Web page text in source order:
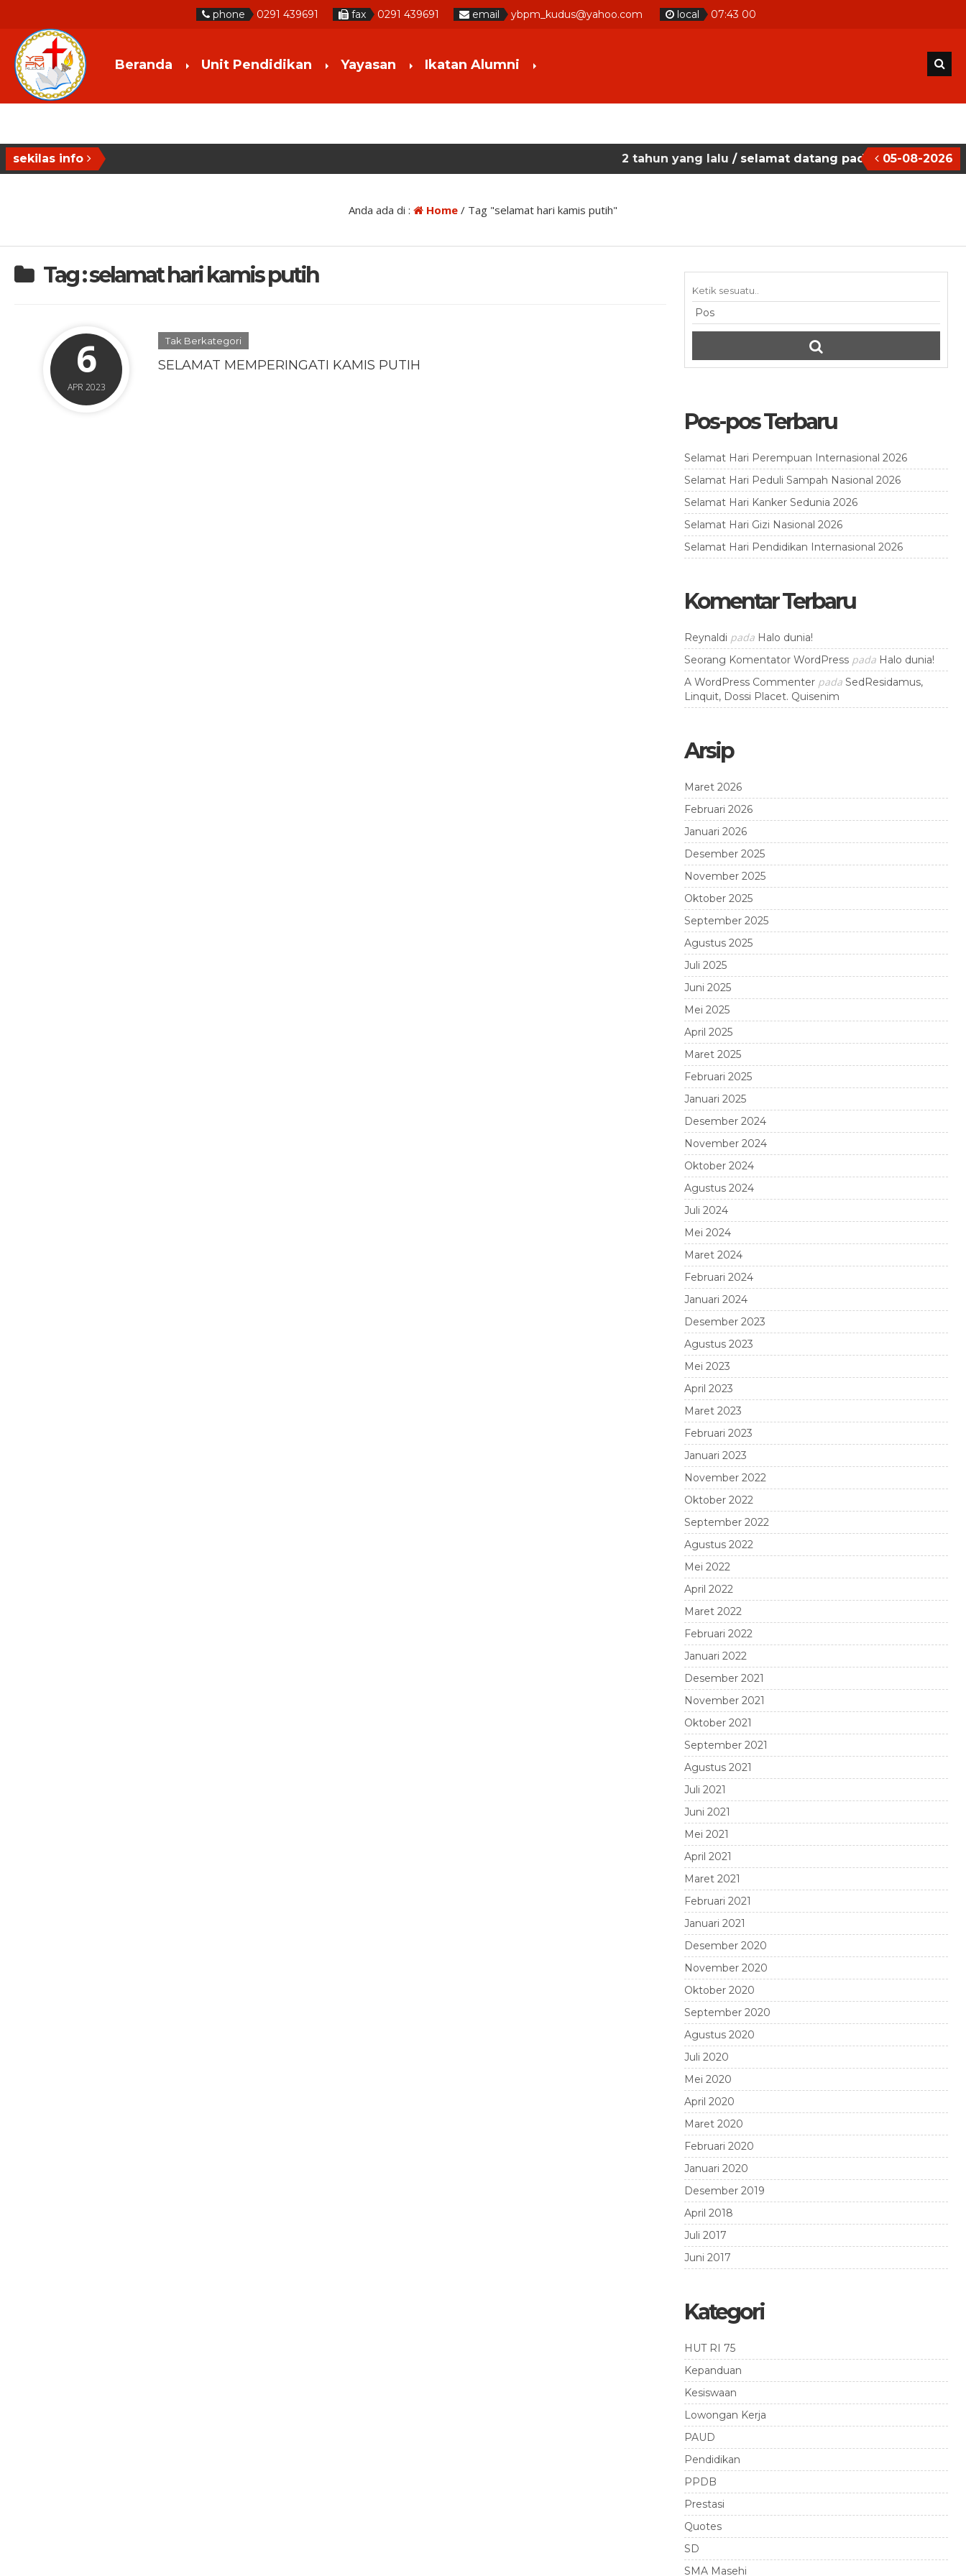
phone 0291 439691 fax 0291 439691 email ybpm_kudus@yahoo.com local 07:43 01
Beranda Unit Pendidikan Yayasan Ikatan Alumni
sekilas info 05-08-2026
2 tahun yang lalu / selamat datang pada situs website sekolah
Anda ada di : Home / Tag "selamat hari kamis putih"
Tag : selamat hari kamis putih
6
APR 2023
Tak Berkategori
SELAMAT MEMPERINGATI KAMIS PUTIH
Pos-pos Terbaru
Selamat Hari Perempuan Internasional 2026
Selamat Hari Peduli Sampah Nasional 2026
Selamat Hari Kanker Sedunia 2026
Selamat Hari Gizi Nasional 2026
Selamat Hari Pendidikan Internasional 2026
Komentar Terbaru
Reynaldi pada Halo dunia!
Seorang Komentator WordPresspada Halo dunia!
A WordPress Commenterpada SedResidamus,
Linquit, Dossi Placet. Quisenim
Arsip
Maret 2026
Februari 2026
Januari 2026
Desember 2025
November 2025
Oktober 2025
September 2025
Agustus 2025
Juli 2025
Juni 2025
Mei 2025
April 2025
Maret 2025
Februari 2025
Januari 2025
Desember 2024
November 2024
Oktober 2024
Agustus 2024
Juli 2024
Mei 2024
Maret 2024
Februari 2024
Januari 2024
Desember 2023
Agustus 2023
Mei 2023
April 2023
Maret 2023
Februari 2023
Januari 2023
November 2022
Oktober 2022
September 2022
Agustus 2022
Mei 2022
April 2022
Maret 2022
Februari 2022
Januari 2022
Desember 2021
November 2021
Oktober 2021
September 2021
Agustus 2021
Juli 2021
Juni 2021
Mei 2021
April 2021
Maret 2021
Februari 2021
Januari 2021
Desember 2020
November 2020
Oktober 2020
September 2020
Agustus 2020
Juli 2020
Mei 2020
April 2020
Maret 2020
Februari 2020
Januari 2020
Desember 2019
April 2018
Juli 2017
Juni 2017
Kategori
HUT RI 75
Kepanduan
Kesiswaan
Lowongan Kerja
PAUD
Pendidikan
PPDB
Prestasi
Quotes
SD
SMA Masehi